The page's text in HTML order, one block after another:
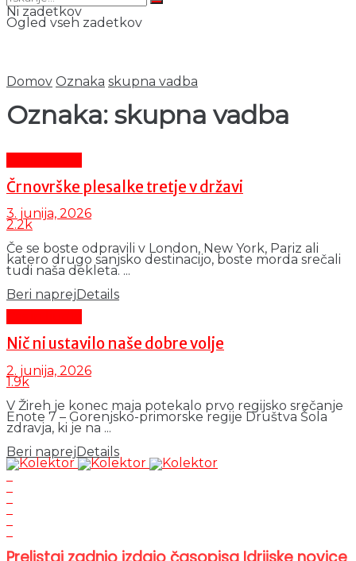
Ni zadetkov
Ogled vseh zadetkov
Domov Oznaka skupna vadba
Oznaka: skupna vadba
Črnovrške plesalke tretje v državi
3. junija, 2026
2.2k
Če se boste odpravili v London, New York, Pariz ali
katero drugo sanjsko destinacijo, boste morda srečali
tudi naša dekleta. ...
Beri naprej Details
Nič ni ustavilo naše dobre volje
2. junija, 2026
1.9k
V Žireh je konec maja potekalo prvo regijsko srečanje
Enote 7 – Gorenjsko-primorske regije Društva Šola
zdravja, ki je na ...
Beri naprejDetails